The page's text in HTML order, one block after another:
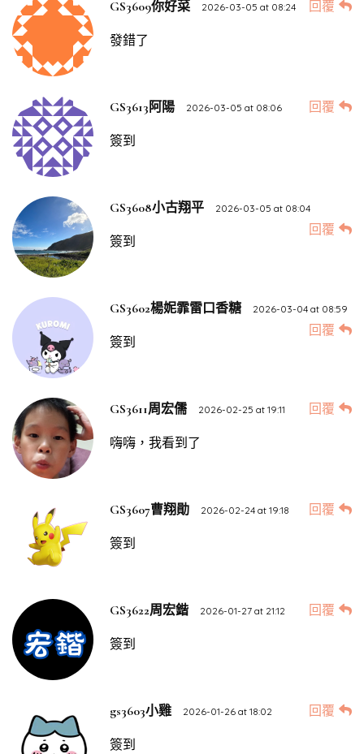
GS3609你好菜 2026-03-05 at 08:24 回覆
發錯了
GS3613阿陽 2026-03-05 at 08:06 回覆
簽到
GS3608小古翔平 2026-03-05 at 08:04
回覆
簽到
GS3602楊妮霏雷口香糖 2026-03-04 at 08:59
回覆
簽到
GS3611周宏儒 2026-02-25 at 19:11 回覆
嗨嗨，我看到了
GS3607曹翔勛 2026-02-24 at 19:18 回覆
簽到
GS3622周宏鍇 2026-01-27 at 21:12 回覆
簽到
gs3603小雞 2026-01-26 at 18:02 回覆
簽到